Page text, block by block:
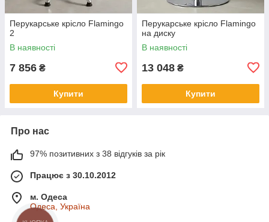
Перукарське крісло Flamingo
2
В наявності
7 856 ₴
Купити
Перукарське крісло Flamingo
на диску
В наявності
13 048 ₴
Купити
Про нас
97% позитивних з 38 відгуків за рік
Працює з 30.10.2012
м. Одеса
Одеса, Україна